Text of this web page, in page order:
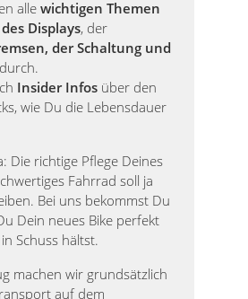
alle wichtigen Themen
Displays, der
der Schaltung und
durch.
Insider Infos über den
wie Du die Lebensdauer
Die richtige Pflege Deines
Fahrrad soll ja
Bei uns bekommst Du
Dein neues Bike perfekt
Schuss hältst.
machen wir grundsätzlich
auf dem